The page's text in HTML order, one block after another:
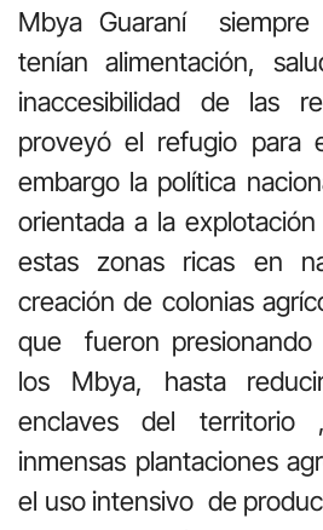
Mbya Guaraní
tenían alimentación,
inaccesibilidad de las
proveyó el refugio para
embargo la política
orientada a la
estas zonas ricas en
creación de colonias
que fueron presionando
los Mbya, hasta
enclaves del
inmensas plantaciones
el uso intensivo de